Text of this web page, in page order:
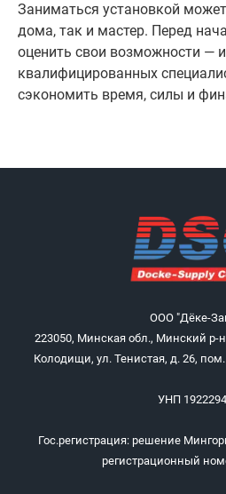
Заниматься установкой
дома, так и мастер. Перед
оценить свои возможности —
квалифицированных
сэкономить время, силы и
ООО "Дёке-
223050, Минская обл., Минский р-
Колодищи, ул. Тенистая, д. 26,
УНП
Гос.регистрация: решение
регистрационный